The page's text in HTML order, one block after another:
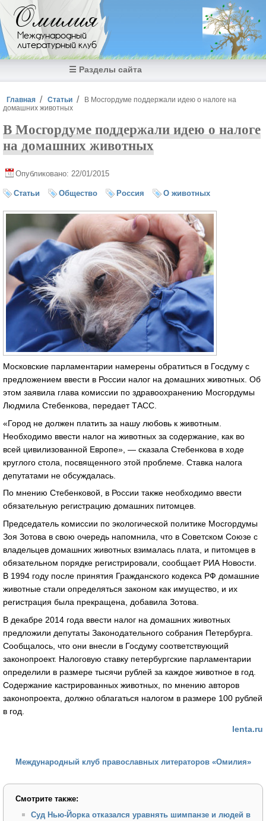
Перейти к основному содержанию
Омилия
Международный
литературный клуб
☰ Разделы сайта
Вы здесь
Главная Статьи
В Мосгордуме поддержали идею о налоге на
домашних животных
В Мосгордуме поддержали идею о налоге
на домашних животных
Опубликовано: 22/01/2015
Статьи Общество Россия О животных
Московские парламентарии намерены обратиться в Госдуму с
предложением ввести в России налог на домашних животных. Об
этом заявила глава комиссии по здравоохранению Мосгордумы
Людмила Стебенкова, передает ТАСС.
«Город не должен платить за нашу любовь к животным.
Необходимо ввести налог на животных за содержание, как во
всей цивилизованной Европе», — сказала Стебенкова в ходе
круглого стола, посвященного этой проблеме. Ставка налога
депутатами не обсуждалась.
По мнению Стебенковой, в России также необходимо ввести
обязательную регистрацию домашних питомцев.
Председатель комиссии по экологической политике Мосгордумы
Зоя Зотова в свою очередь напомнила, что в Советском Союзе с
владельцев домашних животных взималась плата, и питомцев в
обязательном порядке регистрировали, сообщает РИА Новости.
В 1994 году после принятия Гражданского кодекса РФ домашние
животные стали определяться законом как имущество, и их
регистрация была прекращена, добавила Зотова.
В декабре 2014 года ввести налог на домашних животных
предложили депутаты Законодательного собрания Петербурга.
Сообщалось, что они внесли в Госдуму соответствующий
законопроект. Налоговую ставку петербургские парламентарии
определили в размере тысячи рублей за каждое животное в год.
Содержание кастрированных животных, по мнению авторов
законопроекта, должно облагаться налогом в размере 100 рублей
в год.
lenta.ru
Международный клуб православных литераторов «Омилия»
Смотрите также:
Суд Нью-Йорка отказался уравнять шимпанзе и людей в